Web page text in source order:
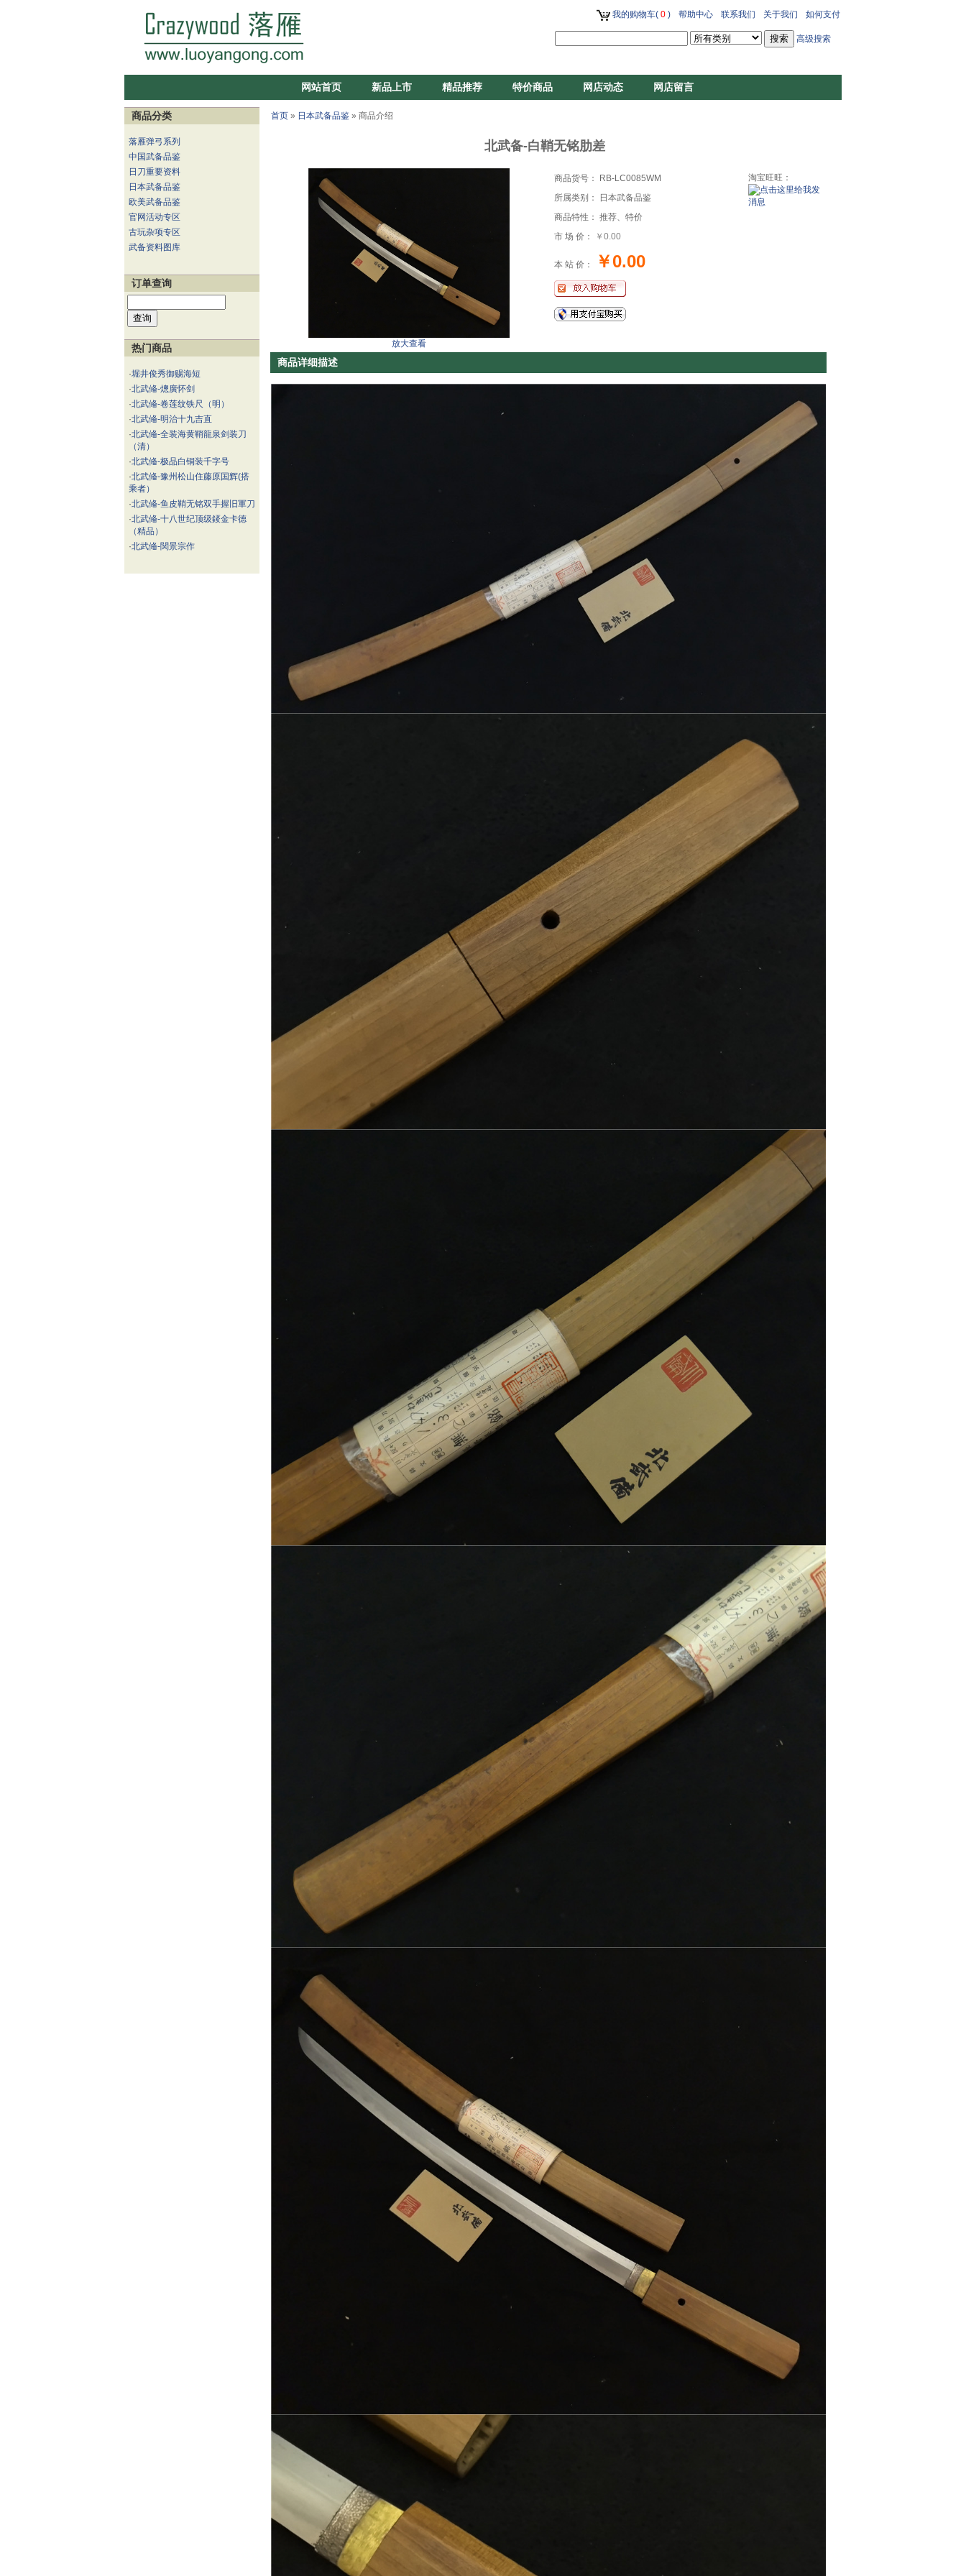
我的购物车( 0 ) 帮助中心 联系我们 关于我们 如何支付
高级搜索
网站首页 新品上市 精品推荐 特价商品 网店动态 网店留言
商品分类
落雁弹弓系列
中国武备品鉴
日刀重要资料
日本武备品鉴
欧美武备品鉴
官网活动专区
古玩杂项专区
武备资料图库
订单查询
热门商品
·堀井俊秀御赐海短
·北武偹-熜廣怀剑
·北武偹-卷莲纹铁尺（明）
·北武偹-明治十九吉直
·北武偹-全装海黄鞘龍泉剑装刀
（清）
·北武偹-极品白铜装千字号
·北武偹-豫州松山住藤原国辉(搭
乘者）
·北武偹-鱼皮鞘无铭双手握旧軍刀
·北武偹-十八世纪顶级錽金卡德
（精品）
·北武偹-関景宗作
首页 » 日本武备品鉴 » 商品介绍
北武备-白鞘无铭肋差
放大查看
商品货号： RB-LC0085WM
所属类别： 日本武备品鉴
商品特性： 推荐、特价
市 场 价：
￥0.00
本 站 价： ￥0.00
淘宝旺旺：
商品详细描述